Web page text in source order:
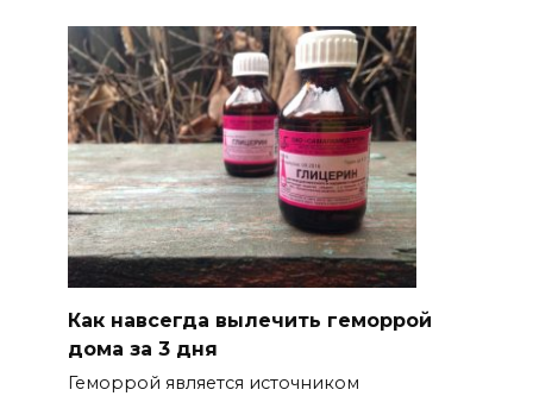
Как навсегда вылечить геморрой
дома за 3 дня
Геморрой является источником